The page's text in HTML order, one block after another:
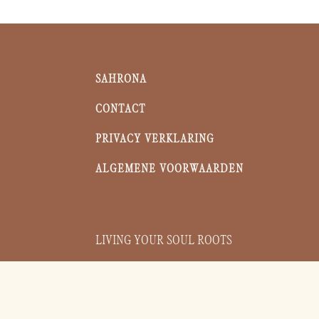
SAHRONA
CONTACT
PRIVACY VERKLARING
ALGEMENE VOORWAARDEN
LIVING YOUR SOUL ROOTS